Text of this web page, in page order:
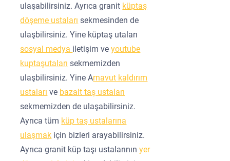
ulaşabilirsiniz. Ayrıca granit küptaş
döşeme ustaları sekmesinden de
ulaşbilirsiniz. Yine küptaş utaları
sosyal medya iletişim veyoutube
kuptaşutaları sekmemizden
ulaşbilirsiniz. Yine Arnavut kaldırım
ustaları ve bazalt taş ustaları
sekmemizden de ulaşabilirsiniz.
Ayrıca tüm küp taş ustalarına
ulaşmak için bizleri arayabilirsiniz.
Ayrıca granit küp taşı ustalarının yer